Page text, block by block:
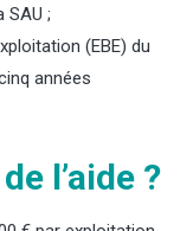
SAU ;
(EBE) du
années
l’aide ?